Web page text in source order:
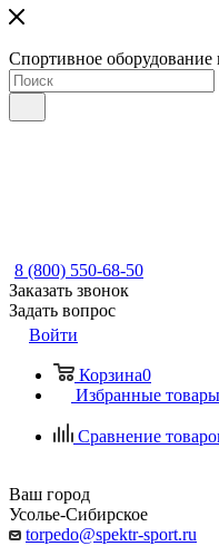
Спортивное оборудование
8 (800) 550-68-50
Заказать звонок
Задать вопрос
Войти
Корзина0
Избранные товары
Сравнение
Ваш город
Усолье-Сибирское
torpedo@spektr-sport.ru